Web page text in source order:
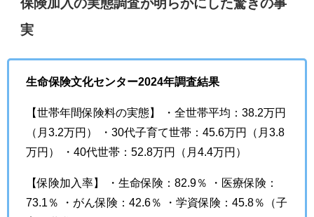
保険加入の実態調査が明らかにした驚きの事
実
生命保険文化センター2024年調査結果
【世帯年間保険料の実態】 ・全世帯平均：38.2万円
（月3.2万円） ・30代子育て世帯：45.6万円（月3.8
万円） ・40代世帯：52.8万円（月4.4万円）
【保険加入率】 ・生命保険：82.9％ ・医療保険：
73.1％ ・がん保険：42.6％ ・学資保険：45.8％（子